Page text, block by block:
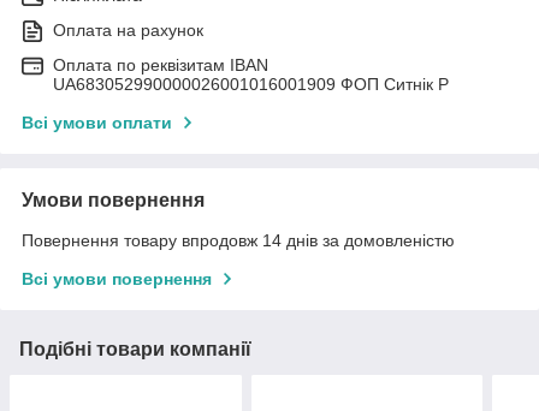
Оплата на рахунок
Оплата по реквізитам IBAN
UА683052990000026001016001909 ФОП Ситнік Р
Всі умови оплати
Умови повернення
Повернення товару впродовж 14 днів за домовленістю
Всі умови повернення
Подібні товари компанії